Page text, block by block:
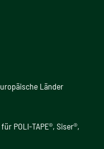
Länder
POLI-TAPE®, Siser®,